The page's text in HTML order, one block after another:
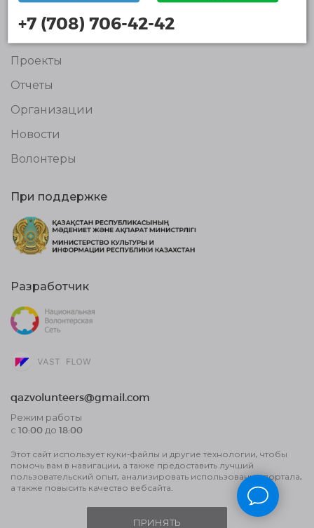
О нас
Проекты
Отчеты
Организации
Новости
Волонтеры
При поддержке
Разработчик
qazvolunteers@gmail.com
Режим работы
с 10:00 до 18:00
Договор публичной оферты
Пользовательское соглашение об
обработке данных и политика
Этот сайт использует куки-файлы и другие технологии, чтобы
помочь вам в навигации, а также предоставить лучший
пользовательский опыт, анализировать использование портала,
а также повысить качество вебсайта.
ПРИНЯТЬ
+7 (708) 706-42-42